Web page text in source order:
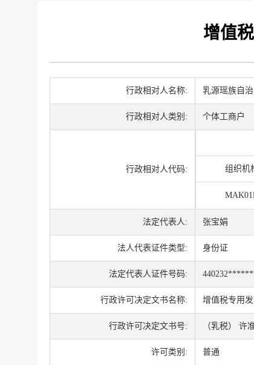
增值
行政相对人名称: 乳源瑶族自
行政相对人类别: 个体工商户
行政相对人代码: 组织机
法定代表人: 张宝娟
法人代表证件类型: 身份证
法定代表人证件号码:
行政许可决定文书名称: 增值税专用
行政许可决定文书号: （乳税） 许
许可类别: 普通